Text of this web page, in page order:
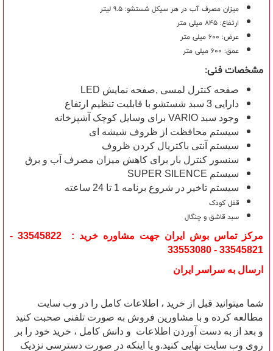
میزان مصرف آب در هر سیکل شستشو: 9.5 لیتر
ارتفاع: 845 میلی متر
عرض: 600 میلی متر
عمق: 600 میلی متر
مشخصات فنی:
صفحه کنترل لمسی ,صفحه نمایش LED
دارایی 3 سبد شستشو با قابلیت تنظیم ارتفاع
وجود سبد VARIO برای وسایل کوچک آشپزخانه
سیستم محافظت از ظروف شیشه ای
سیستم آنتی باکتریال کردن ظروف
سنسور کنترل بار برای کاهش میزان مصرف آب و برق
سیستم SUPER SILENCE
سیستم تاخیر در شروع برنامه 1 تا 24 ساعته
قفل کودک
سبد قاشق و چنگال
مرکز تماس بوش ایران جهت مشاوره خرید : 33545822 -
33545821 - 33553080
ارسال به سراسر ایران
شما میتوانید قبل از خرید ، اطلاعات کامل را در وب سایت
مطالعه کرده و با مشاورین فروش به صورت تلفنی صحبت کنید
و بعد از به دست آوردن اطلاعات و دانش کامل ، خرید خود را بر
روی وب سایت نهایی کنید.و یا اینکه در صورت دسترسی نزدیک